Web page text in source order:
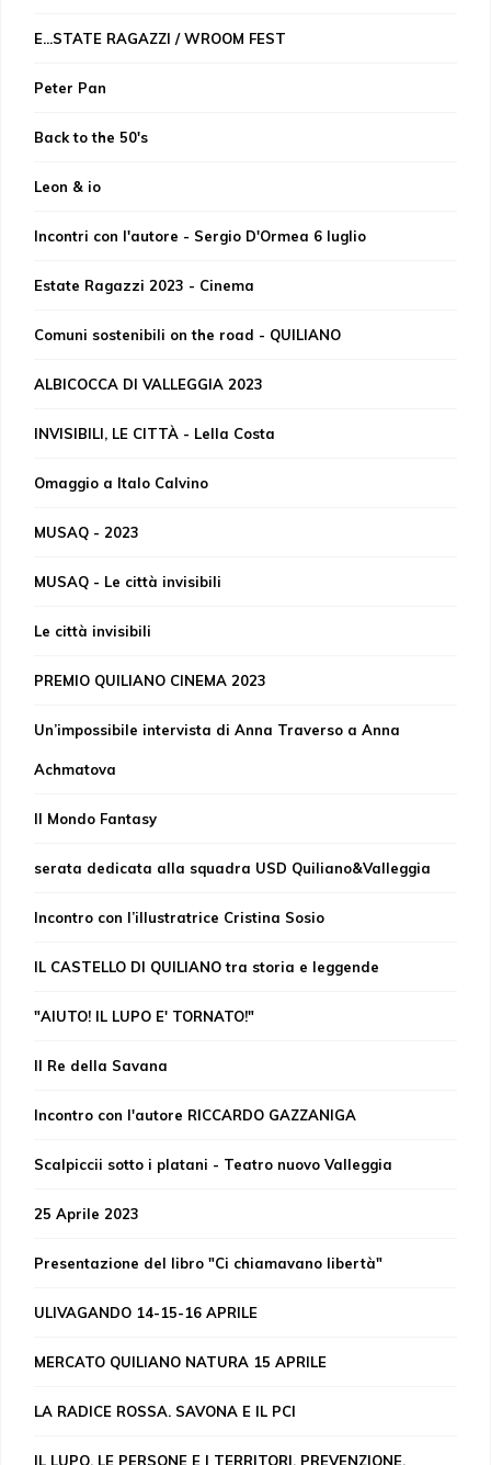
E...STATE RAGAZZI / WROOM FEST
Peter Pan
Back to the 50's
Leon & io
Incontri con l'autore - Sergio D'Ormea 6 luglio
Estate Ragazzi 2023 - Cinema
Comuni sostenibili on the road - QUILIANO
ALBICOCCA DI VALLEGGIA 2023
INVISIBILI, LE CITTÀ - Lella Costa
Omaggio a Italo Calvino
MUSAQ - 2023
MUSAQ - Le città invisibili
Le città invisibili
PREMIO QUILIANO CINEMA 2023
Un’impossibile intervista di Anna Traverso a Anna
Achmatova
Il Mondo Fantasy
serata dedicata alla squadra USD Quiliano&Valleggia
Incontro con l’illustratrice Cristina Sosio
IL CASTELLO DI QUILIANO tra storia e leggende
"AIUTO! IL LUPO E' TORNATO!"
Il Re della Savana
Incontro con l'autore RICCARDO GAZZANIGA
Scalpiccii sotto i platani - Teatro nuovo Valleggia
25 Aprile 2023
Presentazione del libro "Ci chiamavano libertà"
ULIVAGANDO 14-15-16 APRILE
MERCATO QUILIANO NATURA 15 APRILE
LA RADICE ROSSA. SAVONA E IL PCI
IL LUPO, LE PERSONE E I TERRITORI. PREVENZIONE,